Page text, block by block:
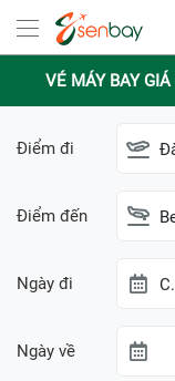
VÉ MÁY BAY
Điểm đi
Điểm đến
Ngày đi
Ngày về